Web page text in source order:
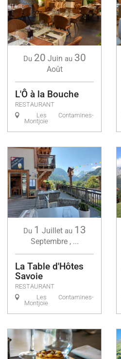
Du 20 Juin au 30
Août
L'Ô à la Bouche
RESTAURANT
Les Contamines-
Montjoie
Du 1 Juillet au 13
Septembre, ...
La Table d'Hôtes
Savoie
RESTAURANT
Les Contamines-
Montjoie